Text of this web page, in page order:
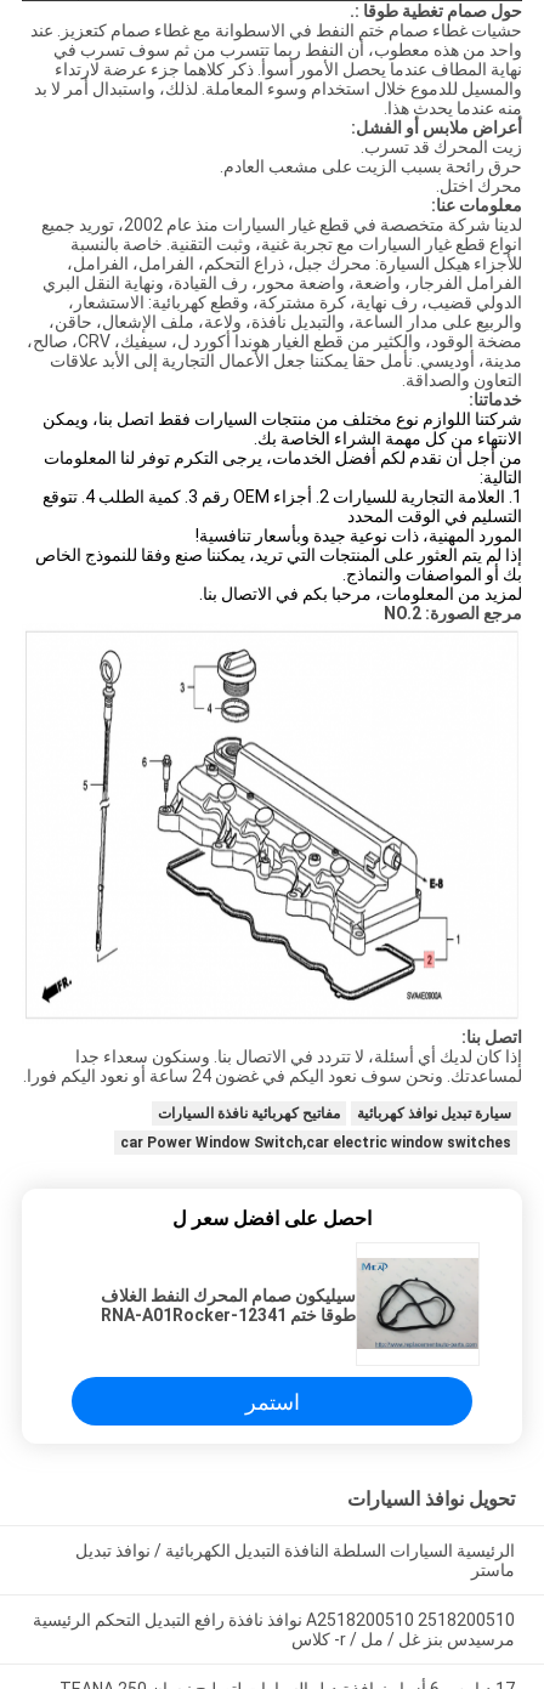
حول صمام تغطية طوقا :.
حشيات غطاء صمام ختم النفط في الاسطوانة مع غطاء صمام كتعزيز. عند
واحد من هذه معطوب، أن النفط ربما تتسرب من ثم سوف تسرب في
نهاية المطاف عندما يحصل الأمور أسوأ. ذكر كلاهما جزء عرضة لارتداء
والمسيل للدموع خلال استخدام وسوء المعاملة. لذلك، واستبدال أمر لا بد
منه عندما يحدث هذا.
أعراض ملابس أو الفشل:
زيت المحرك قد تسرب.
حرق رائحة بسبب الزيت على مشعب العادم.
محرك اختل.
معلومات عنا:
لدينا شركة متخصصة في قطع غيار السيارات منذ عام 2002، توريد جميع
انواع قطع غيار السيارات مع تجربة غنية، وثبت التقنية. خاصة بالنسبة
للأجزاء هيكل السيارة: محرك جبل، ذراع التحكم، الفرامل، الفرامل،
الفرامل الفرجار، واضعة، واضعة محور، رف القيادة، ونهاية النقل البري
الدولي قضيب، رف نهاية، كرة مشتركة، وقطع كهربائية: الاستشعار،
والربيع على مدار الساعة، والتبديل نافذة، ولاعة، ملف الإشعال، حاقن،
مضخة الوقود، والكثير من قطع الغيار هوندا أكورد ل، سيفيك، CRV، صالح،
مدينة، أوديسي. نأمل حقا يمكننا جعل الأعمال التجارية إلى الأبد علاقات
التعاون والصداقة.
خدماتنا:
شركتنا اللوازم نوع مختلف من منتجات السيارات فقط اتصل بنا، ويمكن
الانتهاء من كل مهمة الشراء الخاصة بك.
من أجل أن نقدم لكم أفضل الخدمات، يرجى التكرم توفر لنا المعلومات
التالية:
1. العلامة التجارية للسيارات 2. أجزاء OEM رقم 3. كمية الطلب 4. تتوقع
التسليم في الوقت المحدد
المورد المهنية، ذات نوعية جيدة وبأسعار تنافسية!
إذا لم يتم العثور على المنتجات التي تريد، يمكننا صنع وفقا للنموذج الخاص
بك أو المواصفات والنماذج.
لمزيد من المعلومات، مرحبا بكم في الاتصال بنا.
مرجع الصورة: NO.2
اتصل بنا:
إذا كان لديك أي أسئلة، لا تتردد في الاتصال بنا. وسنكون سعداء جدا
لمساعدتك. ونحن سوف نعود اليكم في غضون 24 ساعة أو نعود اليكم فورا.
سيارة تبديل نوافذ كهربائية
مفاتيح كهربائية نافذة السيارات
car Power Window Switch,car electric window switches
احصل على افضل سعر ل
سيليكون صمام المحرك النفط الغلاف
طوقا ختم 12341-RNA-A01Rocker
استمر
تحويل نوافذ السيارات
الرئيسية السيارات السلطة النافذة التبديل الكهربائية / نوافذ تبديل
ماستر
A2518200510 2518200510 نوافذ نافذة رافع التبديل التحكم الرئيسية
مرسيدس بنز غل / مل / r- كلاس